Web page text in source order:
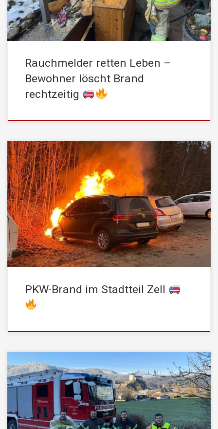
weiter ausbreiten […]
Rauchmelder retten Leben –
Bewohner löscht Brand
rechtzeitig
Am Mittwoch, den 18. Dezember 2024 wurde die
STADTFEUERWEHR Kufstein um 16:28 Uhr zu einem PKW-
Brand auf einem Parkplatz im Stadtteil Zell alarmiert. Beim
Eintreffen der Einsatzkräfte stand das Fahrzeug bereits in
Flammen. Unser Atemschutztrupp konnte den Brand mittels
Schaum rasch unter Kontrolle bringen und dadurch ein
Übergreifen auf nahestehende […]
PKW-Brand im Stadtteil Zell
Zum 4. Advent möchten wir vier Kameraden der Stadtfeuerwehr
Kufstein vorstellen, die sich neben ihrem Einsatz bei uns auch
bei anderen Feuerwehren engagieren – sei es bei
Betriebsfeuerwehren oder als temporäre Mitglieder bei Freiwilligen
Feuerwehren.
Was bedeutet temporäre Mitgliedschaft? In